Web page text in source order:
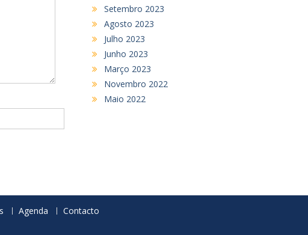
Setembro 2023
Agosto 2023
Julho 2023
Junho 2023
Março 2023
Novembro 2022
Maio 2022
Agenda
Contacto